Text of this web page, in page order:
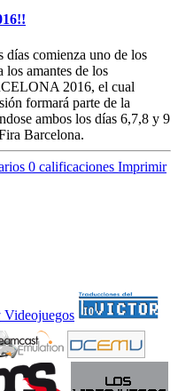
días comienza uno de los
los amantes de los
2016, el cual
formará parte de la
ambos los días 6,7,8 y 9
Barcelona.
0 calificaciones Imprimir